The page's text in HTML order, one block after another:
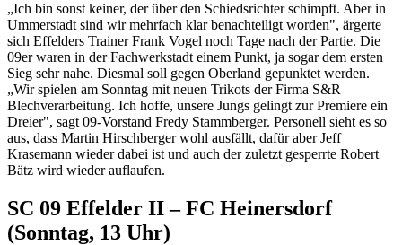
„Ich bin sonst keiner, der über den Schiedsrichter schimpft. Aber in
Ummerstadt sind wir mehrfach klar benachteiligt worden", ärgerte
sich Effelders Trainer Frank Vogel noch Tage nach der Partie. Die
09er waren in der Fachwerkstadt einem Punkt, ja sogar dem ersten
Sieg sehr nahe. Diesmal soll gegen Oberland gepunktet werden.
„Wir spielen am Sonntag mit neuen Trikots der Firma S&R
Blechverarbeitung. Ich hoffe, unsere Jungs gelingt zur Premiere ein
Dreier", sagt 09-Vorstand Fredy Stammberger. Personell sieht es so
aus, dass Martin Hirschberger wohl ausfällt, dafür aber Jeff
Krasemann wieder dabei ist und auch der zuletzt gesperrte Robert
Bätz wird wieder auflaufen.
SC 09 Effelder II – FC Heinersdorf
(Sonntag, 13 Uhr)